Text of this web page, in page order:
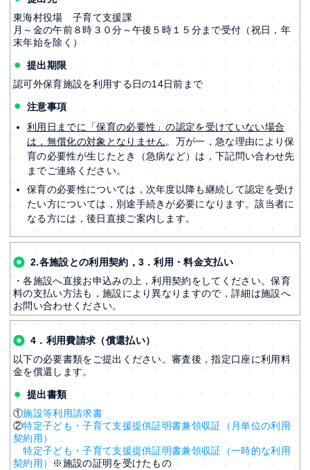
東海村役場 子育て支援課
月～金の午前８時３０分～午後５時１５分まで受付（祝日，年
末年始を除く）
提出期限
認可外保育施設を利用する日の14日前まで
注意事項
利用日までに「保育の必要性」の認定を受けていない場合
は，無償化の対象となりません。万が一，急な理由により保
育の必要性が生じたとき（急病など）は，下記問い合わせ先
までご連絡ください。
保育の必要性については，次年度以降も継続して認定を受け
たい方については，別途手続きが必要になります。該当者に
なる方には，後日直接ご案内します。
2.各施設との利用契約，3．利用・料金支払い
・各施設へ直接お申込みの上，利用契約をしてください。保育
料の支払い方法も，施設により異なりますので，詳細は施設へ
お問い合わせください。
4．利用費請求（償還払い）
以下の必要書類をご提出ください。審査後，指定口座に利用料
金を償還します。
提出書類
①施設等利用請求書
②特定子ども・子育て支援提供証明書兼領収証（月単位の利用
契約用）
特定子ども・子育て支援提供証明書兼領収証（一時的な利用
契約用）
※施設の証明を受けたもの